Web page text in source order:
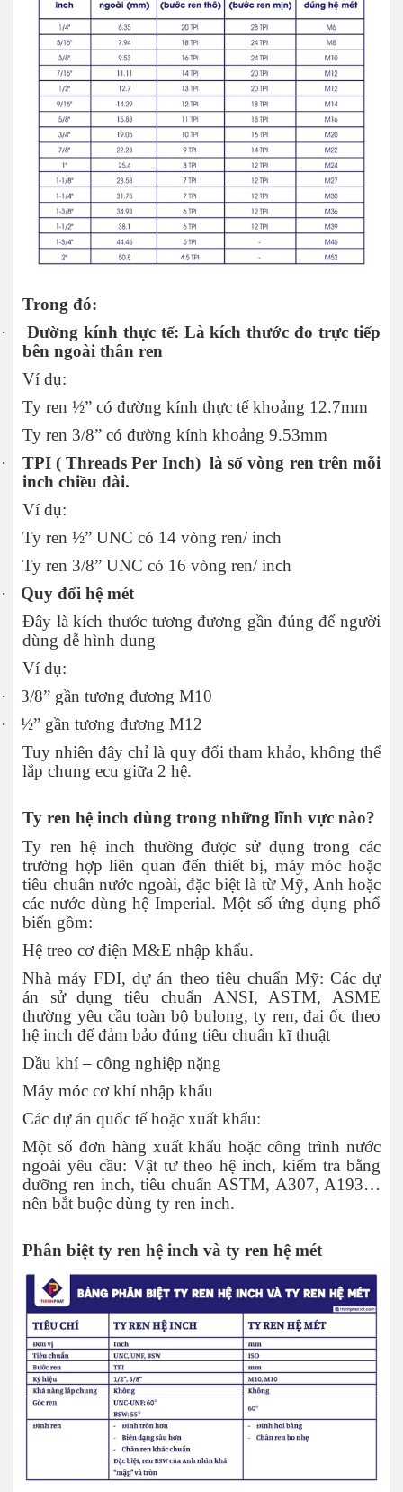
Trong đó:
·
Đường kính thực tế: Là kích thước đo trực tiếp
bên ngoài thân ren
Ví dụ:
Ty ren ½” có đường kính thực tế khoảng 12.7mm
Ty ren 3/8” có đường kính khoảng 9.53mm
·
TPI ( Threads Per Inch) là số vòng ren trên mỗi
inch chiều dài.
Ví dụ:
Ty ren ½” UNC có 14 vòng ren/ inch
Ty ren 3/8” UNC có 16 vòng ren/ inch
·
Quy đổi hệ mét
Đây là kích thước tương đương gần đúng để người
dùng dễ hình dung
Ví dụ:
·
3/8” gần tương đương M10
·
½” gần tương đương M12
Tuy nhiên đây chỉ là quy đổi tham khảo, không thể
lắp chung ecu giữa 2 hệ.
Ty ren hệ inch dùng trong những lĩnh vực nào?
Ty ren hệ inch thường được sử dụng trong các
trường hợp liên quan đến thiết bị, máy móc hoặc
tiêu chuẩn nước ngoài, đặc biệt là từ Mỹ, Anh hoặc
các nước dùng hệ Imperial. Một số ứng dụng phổ
biến gồm:
Hệ treo cơ điện M&E nhập khẩu.
Nhà máy FDI, dự án theo tiêu chuẩn Mỹ: Các dự
án sử dụng tiêu chuẩn ANSI, ASTM, ASME
thường yêu cầu toàn bộ bulong, ty ren, đai ốc theo
hệ inch đế đảm bảo đúng tiêu chuẩn kĩ thuật
Dầu khí – công nghiệp nặng
Máy móc cơ khí nhập khẩu
Các dự án quốc tế hoặc xuất khẩu:
Một số đơn hàng xuất khẩu hoặc công trình nước
ngoài yêu cầu: Vật tư theo hệ inch, kiểm tra bằng
dưỡng ren inch, tiêu chuẩn ASTM, A307, A193…
nên bắt buộc dùng ty ren inch.
Phân biệt ty ren hệ inch và ty ren hệ mét